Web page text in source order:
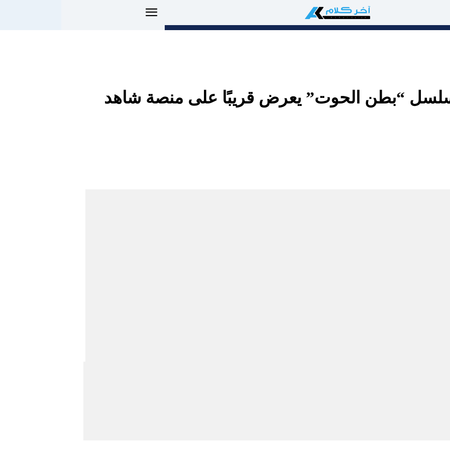
“بطن الحوت” يعرض قريبًا على منصة شاهد